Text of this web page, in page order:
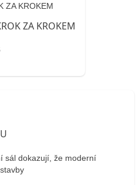
ZA KROKEM
sál dokazují, že moderní